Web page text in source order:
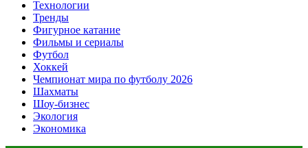
Технологии
Тренды
Фигурное катание
Фильмы и сериалы
Футбол
Хоккей
Чемпионат мира по футболу 2026
Шахматы
Шоу-бизнес
Экология
Экономика